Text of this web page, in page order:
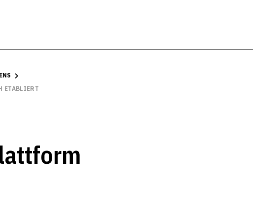
ETABLIERT